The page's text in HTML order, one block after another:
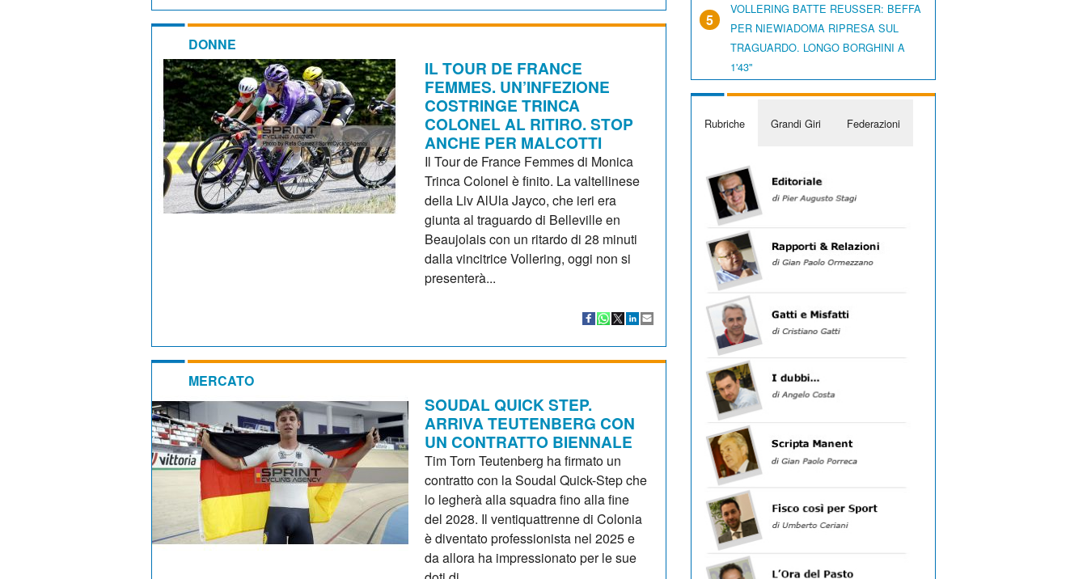
DONNE
IL TOUR DE FRANCE
FEMMES. UN’INFEZIONE
COSTRINGE TRINCA
COLONEL AL RITIRO. STOP
ANCHE PER MALCOTTI
Il Tour de France Femmes di Monica
Trinca Colonel è finito. La valtellinese
della Liv AlUla Jayco, che ieri era
giunta al traguardo di Belleville en
Beaujolais con un ritardo di 28 minuti
dalla vincitrice Vollering, oggi non si
presenterà...
MERCATO
SOUDAL QUICK STEP.
ARRIVA TEUTENBERG CON
UN CONTRATTO BIENNALE
Tim Torn Teutenberg ha firmato un
contratto con la Soudal Quick-Step che
lo legherà alla squadra fino alla fine
del 2028. Il ventiquattrenne di Colonia
è diventato professionista nel 2025 e
da allora ha impressionato per le sue
5
VOLLERING BATTE REUSSER: BEFFA
PER NIEWIADOMA RIPRESA SUL
TRAGUARDO. LONGO BORGHINI A
1'43"
Rubriche Grandi Giri Federazioni